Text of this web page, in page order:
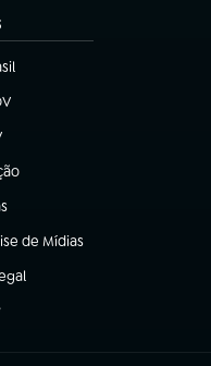
aba)
aba)
aba)
aba)
aba)
de Mídias
aba)